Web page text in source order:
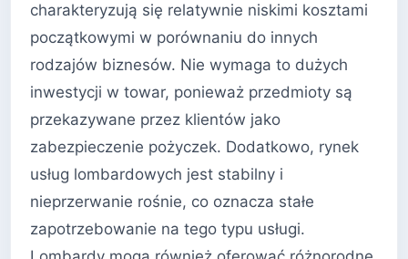
charakteryzują się relatywnie niskimi kosztami
początkowymi w porównaniu do innych
rodzajów biznesów. Nie wymaga to dużych
inwestycji w towar, ponieważ przedmioty są
przekazywane przez klientów jako
zabezpieczenie pożyczek. Dodatkowo, rynek
usług lombardowych jest stabilny i
nieprzerwanie rośnie, co oznacza stałe
zapotrzebowanie na tego typu usługi.